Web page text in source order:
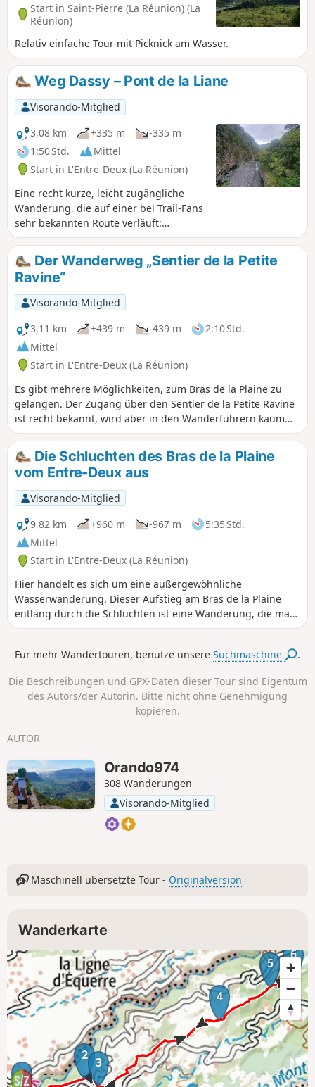
Start in Saint-Pierre (La Réunion) (La
Réunion)
Relativ einfache Tour mit Picknick am Wasser.
Weg Dassy – Pont de la Liane
Visorando-Mitglied
3,08 km
+335 m
-335 m
1:50 Std.
Mittel
Start in L'Entre-Deux (La Réunion)
Eine recht kurze, leicht zugängliche
Wanderung, die auf einer bei Trail-Fans
sehr bekannten Route verläuft:
Versuchen Sie nicht, mit denen
mitzuhalten, die für die Diagonale des
Fous trainieren. Schnelles und tiefes
Eintauchen in die Natur in der Ravine
des Citrons; schöne Aussichtspunkte,
viel Vegetation und Vögel. Schöne
Aussicht auf die Schlucht und den Fluss,
bevor es wieder bergauf geht.
Der Wanderweg „Sentier de la Petite
Ravine“
Visorando-Mitglied
3,11 km
+439 m -439 m
2:10 Std.
Mittel
Start in L'Entre-Deux (La Réunion)
Es gibt mehrere Möglichkeiten, zum Bras de la Plaine zu
gelangen. Der Zugang über den Sentier de la Petite Ravine
ist recht bekannt, wird aber in den Wanderführern kaum
erwähnt! Dieser relativ kurze Weg endet direkt neben der
wunderschönen Caverne de la Petite Ravine. Wenn sich die
Gelegenheit bietet, zögern Sie nicht, im Fluss zu baden
oder sich die herrlichen Schluchten flussabwärts der Höhle
anzusehen: Versuchen Sie keines dieser beiden Vorhaben,
wenn der Wasserstand zu hoch ist!
Die Schluchten des Bras de la Plaine
vom Entre-Deux aus
Visorando-Mitglied
9,82 km
+960 m -967 m
5:35 Std.
Mittel
Start in L'Entre-Deux (La Réunion)
Hier handelt es sich um eine außergewöhnliche
Wasserwanderung. Dieser Aufstieg am Bras de la Plaine
entlang durch die Schluchten ist eine Wanderung, die man
sich verdienen muss. Auf der gesamten Strecke reihen sich
durch die das Licht nur schwer dringt. In diesem herrlichen
genau das macht den Reiz dieser Wanderung aus. Das GPS
empfängt jedoch in den stark eingeschnittenen Abschnitten
Für mehr Wandertouren, benutze unsereSuchmaschine .
Die Beschreibungen und GPX-Daten dieser Tour sind Eigentum
des Autors/der Autorin. Bitte nicht ohne Genehmigung
kopieren.
AUTOR
Orando974
308 Wanderungen
Visorando-Mitglied
Maschinell übersetzte Tour - Originalversion
Wanderkarte
1
2 3
4
5
6